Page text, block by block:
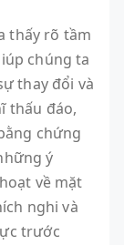
thấy rõ tầm
chúng ta
thay đổi và
thấu đáo,
chứng
ý
về mặt
nghi và
trước